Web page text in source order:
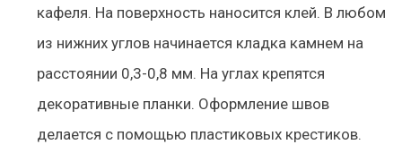
кафеля. На поверхность наносится клей. В любом
из нижних углов начинается кладка камнем на
расстоянии 0,3-0,8 мм. На углах крепятся
декоративные планки. Оформление швов
делается с помощью пластиковых крестиков.